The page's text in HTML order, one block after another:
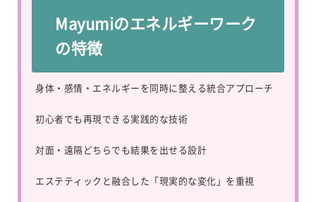
Mayumiのエネルギーワーク
の特徴
身体・感情・エネルギーを同時に整える統合アプローチ
初心者でも再現できる実践的な技術
対面・遠隔どちらでも結果を出せる設計
エステティックと融合した「現実的な変化」を重視